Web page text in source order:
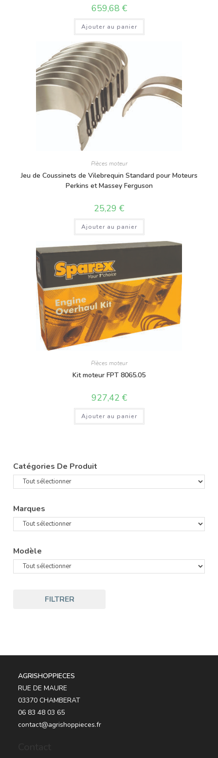
659,68 €
Ajouter au panier
Pièces moteur
Jeu de Coussinets de Vilebrequin Standard pour Moteurs
Perkins et Massey Ferguson
25,29 €
Ajouter au panier
Pièces moteur
Kit moteur FPT 8065.05
927,42 €
Ajouter au panier
Catégories De Produit
Marques
Modèle
FILTRER
AGRISHOPPIECES
RUE DE MAURE
03370 CHAMBERAT
06 83 48 03 65
contact@agrishoppieces.fr